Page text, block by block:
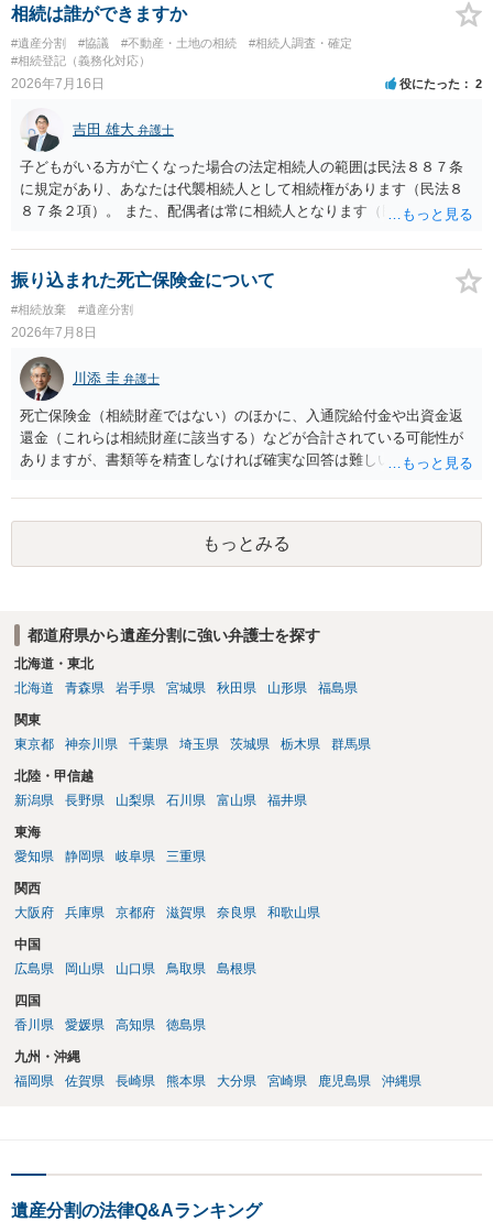
です。客観的な基準もありません。 ・できれば穏やかに、分割を拒否
することはできますか。 →分割を拒否するということは、遺産はいら
ないということでしょうか。遺言で、受取を指定されててもいらない
と拒否することはできます。理由を説明する必要はありません。
相続は誰ができますか
#遺産分割 #協議 #不動産・土地の相続
#相続人調査・確定
#相続登記（義務化対応）
2026年7月16日 役にたった 2
吉田 雄大 弁護士
子どもがいる方が亡くなった場合の法定相続人の範囲は民法８８７条
に規定があり、あなたは代襲相続人として相続権があります（民法８
８７条２項）。 また、配偶者は常に相続人となります（民法８９０
も相続権があります。つまり、孫５人に加えて「おじ又はおば」にも
相続権がある可能性があります。
振り込まれた死亡保険金について
#相続放棄 #遺産分割
2026年7月8日
川添 圭 弁護士
死亡保険金（相続財産ではない）のほかに、入通院給付金や出資金返
還金（これらは相続財産に該当する）などが合計されている可能性が
ありますが、書類等を精査しなければ確実な回答は難しいところで
もっとみる
都道府県から遺産分割に強い弁護士を探す
北海道・東北
北海道
青森県 岩手県 宮城県 秋田県 山形県 福島県
関東
東京都
神奈川県 千葉県 埼玉県 茨城県 栃木県 群馬県
北陸・甲信越
新潟県
長野県 山梨県 石川県 富山県 福井県
東海
愛知県
静岡県 岐阜県 三重県
関西
大阪府
兵庫県 京都府 滋賀県 奈良県 和歌山県
中国
広島県
岡山県 山口県 鳥取県 島根県
四国
香川県
愛媛県 高知県 徳島県
九州・沖縄
福岡県
佐賀県 長崎県 熊本県 大分県 宮崎県 鹿児島県 沖縄県
遺産分割の法律Q&Aランキング